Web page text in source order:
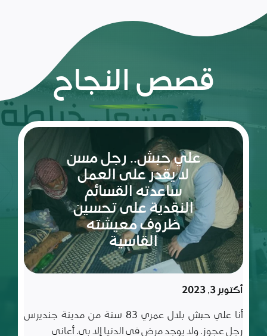
قصص النجاح
ريم:
شعلة
والإصرار
في عالم
مليء
بالتحديات
سبتمبر 10, 2023
ريم طفلة لم تكمل ربيعاها التاسع بعد، شعلة متوقدة
في العلم والأدب والأخلاق، تعيش مع أسرة تتألف من أب
وأم